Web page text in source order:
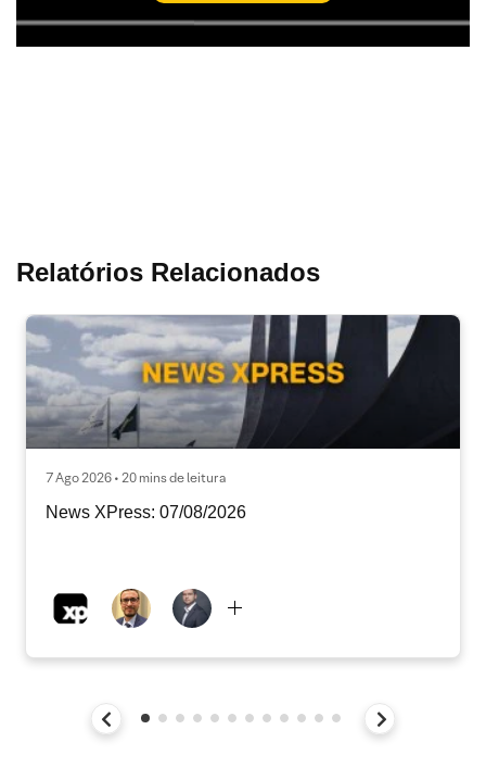
Relatórios Relacionados
7 Ago 2026 • 20 mins de leitura
News XPress: 07/08/2026